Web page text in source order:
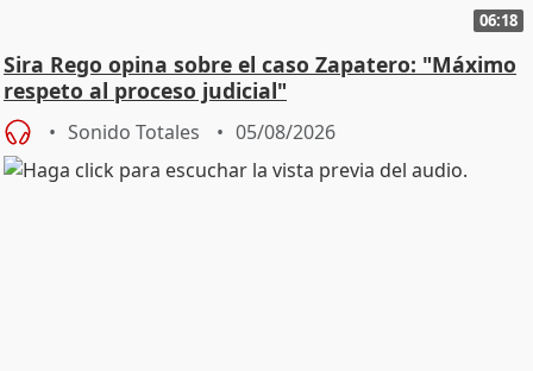
06:18
Sira Rego opina sobre el caso Zapatero: "Máximo
respeto al proceso judicial"
Sonido Totales 05/08/2026